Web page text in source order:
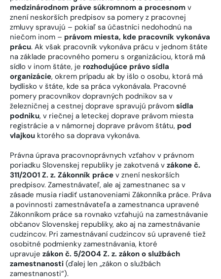
medzinárodnom práve súkromnom a procesnom v
znení neskorších predpisov sa pomery z pracovnej
zmluvy spravujú – pokiaľ sa účastníci nedohodnú na
niečom inom – právom miesta, kde pracovník vykonáva
prácu. Ak však pracovník vykonáva prácu v jednom štáte
na základe pracovného pomeru s organizáciou, ktorá má
sídlo v inom štáte, je rozhodujúce právo sídla
organizácie, okrem prípadu ak by išlo o osobu, ktorá má
bydlisko v štáte, kde sa práca vykonávala. Pracovné
pomery pracovníkov dopravných podnikov sa v
železničnej a cestnej doprave spravujú právom sídla
podniku, v riečnej a leteckej doprave právom miesta
registrácie a v námornej doprave právom štátu, pod
vlajkou ktorého sa doprava vykonáva.
Právna úprava pracovnoprávnych vzťahov v právnom
poriadku Slovenskej republiky je zakotvená v zákone č.
311/2001 Z. z. Zákonník práce v znení neskorších
predpisov. Zamestnávateľ, ale aj zamestnanec sa v
zásade musia riadiť ustanoveniami Zákonníka práce. Práva
a povinnosti zamestnávateľa a zamestnanca upravené
Zákonníkom práce sa rovnako vzťahujú na zamestnávanie
občanov Slovenskej republiky, ako aj na zamestnávanie
cudzincov. Pri zamestnávaní cudzincov sú upravené tiež
osobitné podmienky zamestnávania, ktoré
upravuje zákon č. 5/2004 Z. z. zákon o službách
zamestnanosti (ďalej len „zákon o službách
zamestnanosti“).